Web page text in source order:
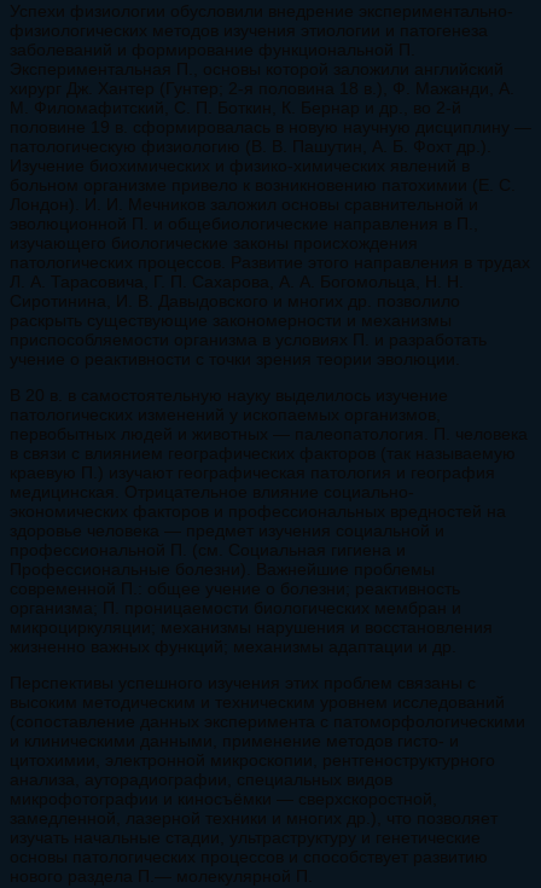
Успехи физиологии обусловили внедрение экспериментально-
физиологических методов изучения этиологии и патогенеза
заболеваний и формирование функциональной П.
Экспериментальная П., основы которой заложили английский
хирург Дж. Хантер (Гунтер; 2-я половина 18 в.), Ф. Мажанди, А.
М. Филомафитский, С. П. Боткин, К. Бернар и др., во 2-й
половине 19 в. сформировалась в новую научную дисциплину —
патологическую физиологию (В. В. Пашутин, А. Б. Фохт др.).
Изучение биохимических и физико-химических явлений в
больном организме привело к возникновению патохимии (Е. С.
Лондон). И. И. Мечников заложил основы сравнительной и
эволюционной П. и общебиологические направления в П.,
изучающего биологические законы происхождения
патологических процессов. Развитие этого направления в трудах
Л. А. Тарасовича, Г. П. Сахарова, А. А. Богомольца, Н. Н.
Сиротинина, И. В. Давыдовского и многих др. позволило
раскрыть существующие закономерности и механизмы
приспособляемости организма в условиях П. и разработать
учение о реактивности с точки зрения теории эволюции.
В 20 в. в самостоятельную науку выделилось изучение
патологических изменений у ископаемых организмов,
первобытных людей и животных — палеопатология. П. человека
в связи с влиянием географических факторов (так называемую
краевую П.) изучают географическая патология и география
медицинская. Отрицательное влияние социально-
экономических факторов и профессиональных вредностей на
здоровье человека — предмет изучения социальной и
профессиональной П. (см. Социальная гигиена и
Профессиональные болезни). Важнейшие проблемы
современной П.: общее учение о болезни; реактивность
организма; П. проницаемости биологических мембран и
микроциркуляции; механизмы нарушения и восстановления
жизненно важных функций; механизмы адаптации и др.
Перспективы успешного изучения этих проблем связаны с
высоким методическим и техническим уровнем исследований
(сопоставление данных эксперимента с патоморфологическими
и клиническими данными, применение методов гисто- и
цитохимии, электронной микроскопии, рентгеноструктурного
анализа, ауторадиографии, специальных видов
микрофотографии и киносъёмки — сверхскоростной,
замедленной, лазерной техники и многих др.), что позволяет
изучать начальные стадии, ультраструктуру и генетические
основы патологических процессов и способствует развитию
нового раздела П.— молекулярной П.